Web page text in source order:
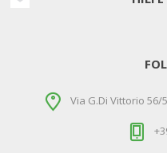
Via G.Di Vittorio 56/